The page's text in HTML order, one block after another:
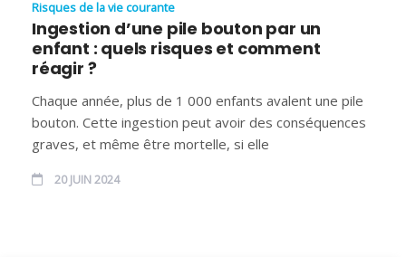
Risques de la vie courante
Ingestion d’une pile bouton par un
enfant : quels risques et comment
réagir ?
Chaque année, plus de 1 000 enfants avalent une pile
bouton. Cette ingestion peut avoir des conséquences
graves, et même être mortelle, si elle
20 JUIN 2024